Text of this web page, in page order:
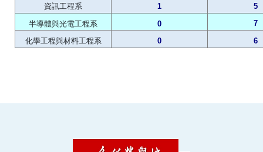
資訊工程系
1
5
半導體與光電工程系
0
7
化學工程與材料工程系
0 6